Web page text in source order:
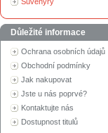
Důležité informace
Ochrana osobních údajů
Obchodní podmínky
Jak nakupovat
Jste u nás poprvé?
Kontaktujte nás
Dostupnost titulů